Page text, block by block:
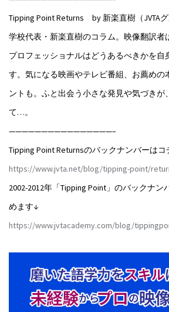
Tipping Point Returns by 新楽直樹（JVTAグ
学校代表・新楽直樹のコラム。映像翻訳者
プロフェッショナルはどうあるべきかを自
す。気になる映画やテレビ番組、お薦めの
ントも。ふと出会う小さな発見や気づきが
て…。
————————————————–
Tipping Point Returnsのバックナンバーはコ
https://www.jvta.net/blog/tipping-point/
2002-2012年「Tipping Point」のバックナ
めます↓
https://www.jvtacademy.com/blog/